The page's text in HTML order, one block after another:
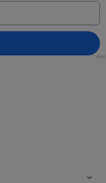
stadsbild med en framträdande